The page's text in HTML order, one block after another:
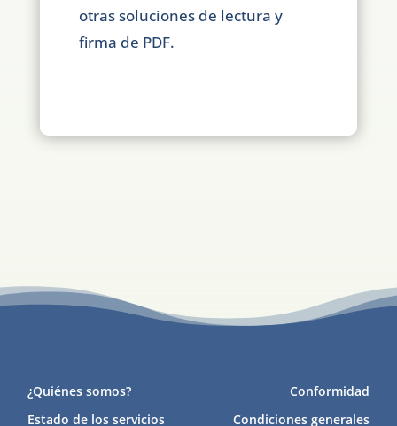
otras soluciones de lectura y
firma de PDF.
¿Quiénes somos?
Estado de los servicios
Conformidad
Condiciones generales